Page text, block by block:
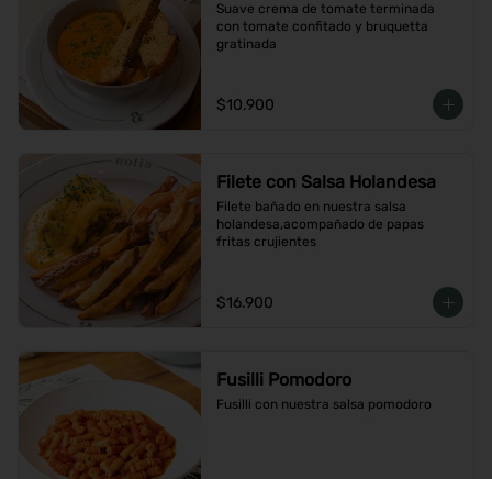
Suave crema de tomate terminada
con tomate confitado y bruquetta
gratinada
$10.900
Filete con Salsa Holandesa
Filete bañado en nuestra salsa
holandesa,acompañado de papas
fritas crujientes
$16.900
Fusilli Pomodoro
Fusilli con nuestra salsa pomodoro